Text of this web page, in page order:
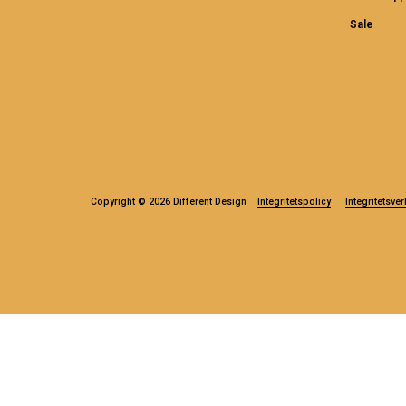
Sale
Copyright © 2026 Different Design Integritetspolicy